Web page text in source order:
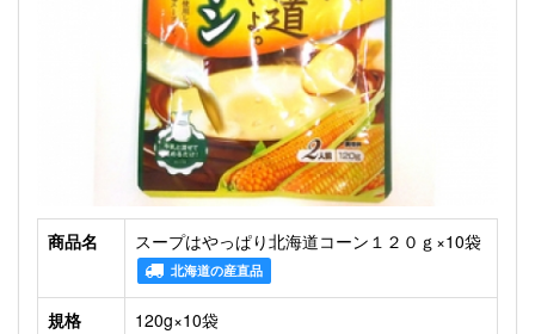
商品名 スープはやっぱり北海道コーン１２０ｇ×10袋
北海道の産直品
規格
120g×10袋